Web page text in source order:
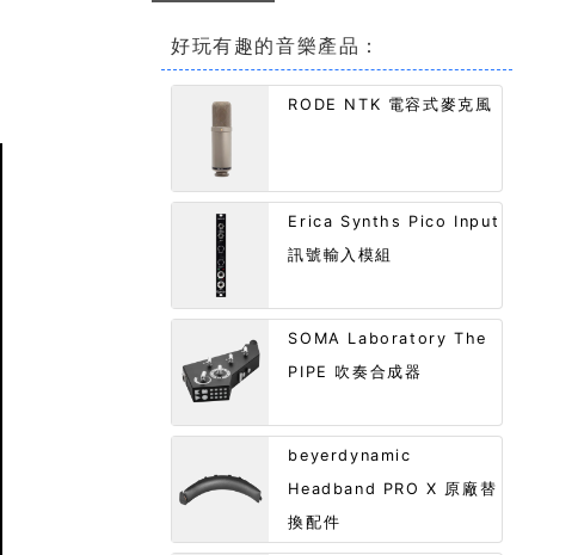
好玩有趣的音樂產品：
RODE NTK 電容式麥克風
Erica Synths Pico Input
訊號輸入模組
SOMA Laboratory The
PIPE 吹奏合成器
beyerdynamic
Headband PRO X 原廠替
換配件